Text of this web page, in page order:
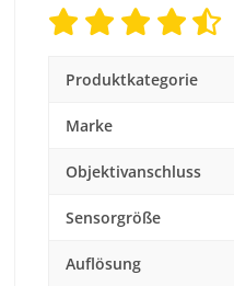
Produktkategorie
Marke
Objektivanschluss
Sensorgröße
Auflösung